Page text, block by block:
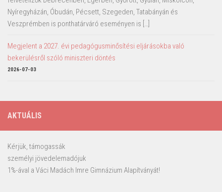
Nyíregyházán, Óbudán, Pécsett, Szegeden, Tatabányán és
Veszprémben is ponthatárváró eseményen is […]
Megjelent a 2027. évi pedagógusminősítési eljárásokba való
bekerülésről szóló miniszteri döntés
2026-07-03
AKTUÁLIS
Kérjük, támogassák
személyi jövedelemadójuk
1%-ával a Váci Madách Imre Gimnázium Alapítványát!